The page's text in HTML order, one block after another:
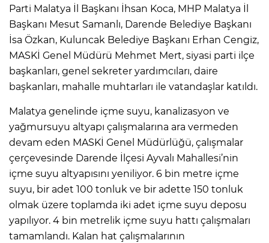
Parti Malatya İl Başkanı İhsan Koca, MHP Malatya İl
Başkanı Mesut Samanlı, Darende Belediye Başkanı
İsa Özkan, Kuluncak Belediye Başkanı Erhan Cengiz,
MASKİ Genel Müdürü Mehmet Mert, siyasi parti ilçe
başkanları, genel sekreter yardımcıları, daire
başkanları, mahalle muhtarları ile vatandaşlar katıldı.
Malatya genelinde içme suyu, kanalizasyon ve
yağmursuyu altyapı çalışmalarına ara vermeden
devam eden MASKİ Genel Müdürlüğü, çalışmalar
çerçevesinde Darende İlçesi Ayvalı Mahallesi’nin
içme suyu altyapısını yeniliyor. 6 bin metre içme
suyu, bir adet 100 tonluk ve bir adette 150 tonluk
olmak üzere toplamda iki adet içme suyu deposu
yapılıyor. 4 bin metrelik içme suyu hattı çalışmaları
tamamlandı. Kalan hat çalışmalarının